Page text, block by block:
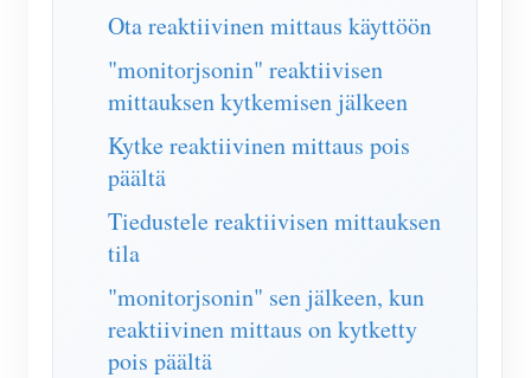
Sovellukset
Aurinkosähköjärjestelmän energianäyttö
Kodin automatisointi
Tehdasenergian valvonta
Store
Tuotteen pika-aloitus
Asiakirja
Opetusvideo
Yhteisö
Kehittäjä
Tutkia
Ottaa yhteyttä
Ota reaktiivinen mittaus käyttöön
"monitorjsonin" reaktiivisen
mittauksen kytkemisen jälkeen
Kytke reaktiivinen mittaus pois
päältä
Tiedustele reaktiivisen mittauksen
tila
"monitorjsonin" sen jälkeen, kun
reaktiivinen mittaus on kytketty
pois päältä